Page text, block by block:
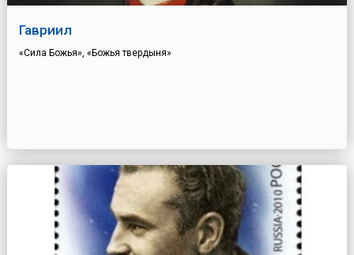
Гавриил
«Сила Божья», «Божья твердыня»